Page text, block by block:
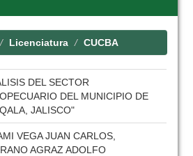
Licenciatura CUCBA
DEL SECTOR
DEL MUNICIPIO DE
JALISCO"
VEGA JUAN CARLOS,
AGRAZ ADOLFO